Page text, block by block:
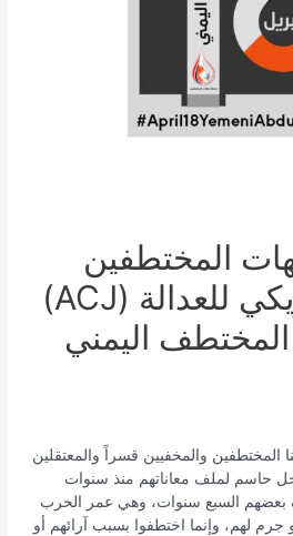
المختطفين
والمركز الأمريكي للعدالة (ACJ)
المختطف اليمني
المختطفين والمخفيين قسراً والمعتقلين
حاسم لملف معاناتهم منذ سنوات
بعضهم السبع سنوات، وهي عمر الحرب
جرم لهم، وإنما اختطفوا بسبب آرائهم أو